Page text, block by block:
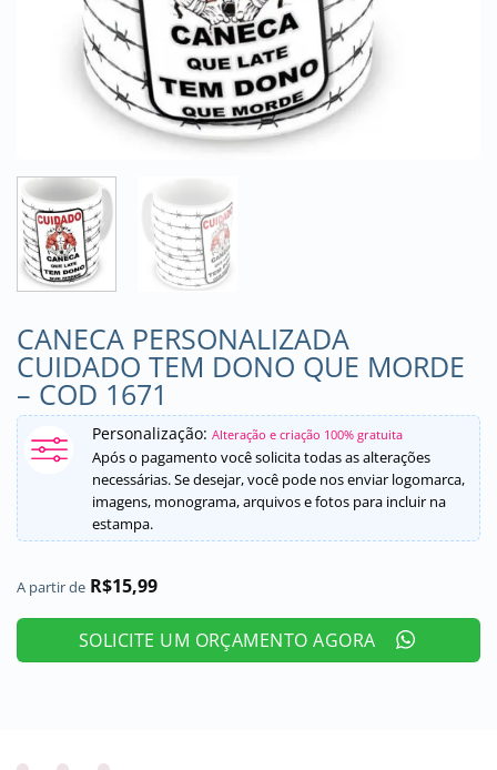
CANECA PERSONALIZADA
CUIDADO TEM DONO QUE MORDE
– COD 1671
Personalização: Alteração e criação 100% gratuita
Após o pagamento você solicita todas as alterações
necessárias. Se desejar, você pode nos enviar logomarca,
imagens, monograma, arquivos e fotos para incluir na
estampa.
A partir de R$15,99
SOLICITE UM ORÇAMENTO AGORA